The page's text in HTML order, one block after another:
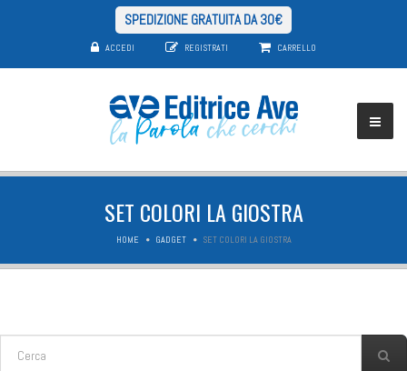
SPEDIZIONE GRATUITA DA 30€
ACCEDI REGISTRATI CARRELLO
SET COLORI LA GIOSTRA
HOME GADGET SET COLORI LA GIOSTRA
FORM DI RICERCA